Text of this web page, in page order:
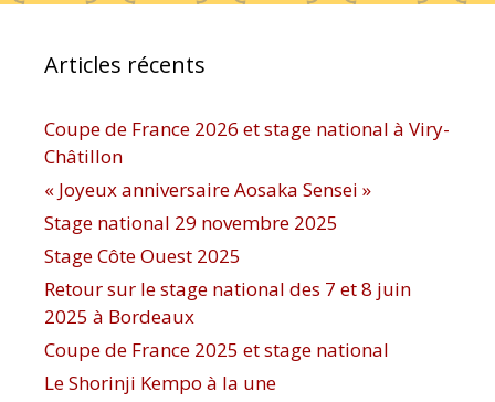
Articles récents
Coupe de France 2026 et stage national à Viry-
Châtillon
« Joyeux anniversaire Aosaka Sensei »
Stage national 29 novembre 2025
Stage Côte Ouest 2025
Retour sur le stage national des 7 et 8 juin
2025 à Bordeaux
Coupe de France 2025 et stage national
Le Shorinji Kempo à la une